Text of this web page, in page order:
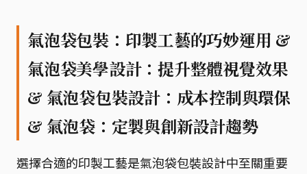
氣泡袋包裝：印製工藝的巧妙運用 &
氣泡袋美學設計：提升整體視覺效果
& 氣泡袋包裝設計：成本控制與環保
& 氣泡袋：定製與創新設計趨勢
選擇合適的印製工藝是氣泡袋包裝設計中至關重要